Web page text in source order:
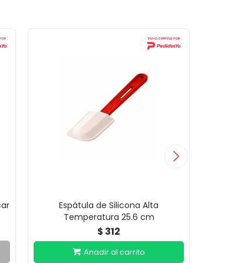
Espátula de Silicona Alta
Temperatura 25.6 cm
$ 312